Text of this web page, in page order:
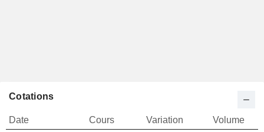
Cotations
Date Cours Variation
Volume